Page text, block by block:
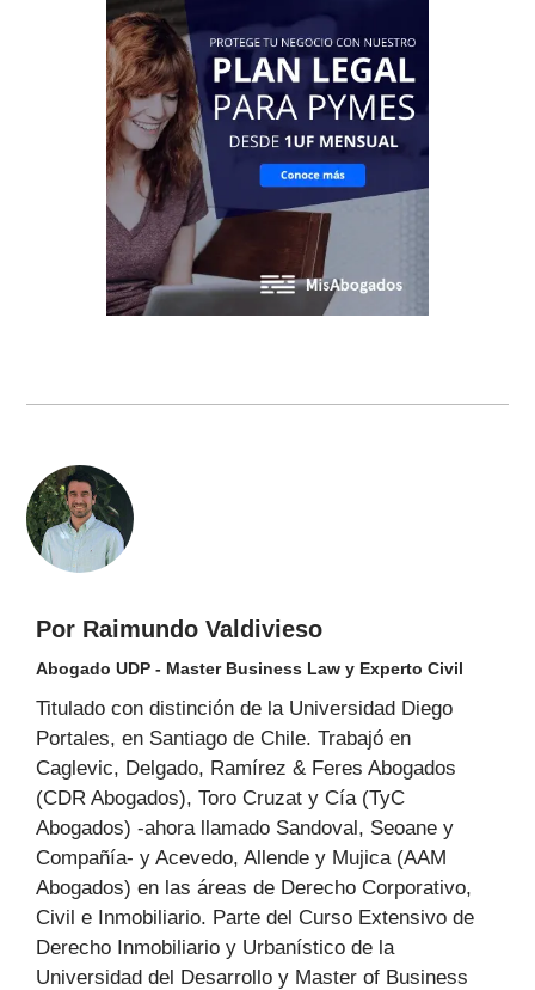
Por Raimundo Valdivieso
Abogado UDP - Master Business Law y Experto Civil
Titulado con distinción de la Universidad Diego
Portales, en Santiago de Chile. Trabajó en
Caglevic, Delgado, Ramírez & Feres Abogados
(CDR Abogados), Toro Cruzat y Cía (TyC
Abogados) -ahora llamado Sandoval, Seoane y
Compañía- y Acevedo, Allende y Mujica (AAM
Abogados) en las áreas de Derecho Corporativo,
Civil e Inmobiliario. Parte del Curso Extensivo de
Derecho Inmobiliario y Urbanístico de la
Universidad del Desarrollo y Master of Business